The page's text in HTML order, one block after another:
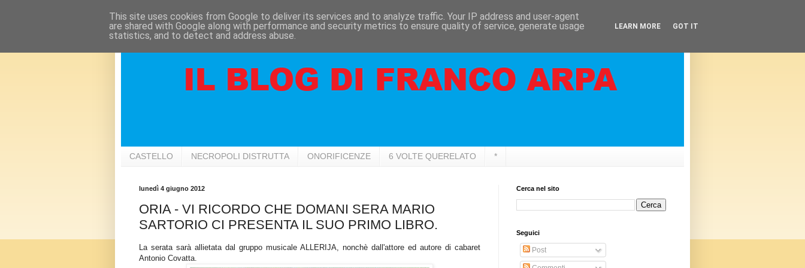
CASTELLO NECROPOLI DISTRUTTA ONORIFICENZE 6 VOLTE QUERELATO *
lunedì 4 giugno 2012
ORIA - VI RICORDO CHE DOMANI SERA MARIO
SARTORIO CI PRESENTA IL SUO PRIMO LIBRO.
La serata sarà allietata dal gruppo musicale ALLERIJA, nonchè dall'attore ed autore di cabaret
Antonio Covatta.
Cerca nel sito
Seguici
Post
This site uses cookies from Google to deliver its services and to analyze traffic. Your IP address and user-agent
are shared with Google along with performance and security metrics to ensure quality of service, generate usage
statistics, and to detect and address abuse.
LEARN MORE GOT IT